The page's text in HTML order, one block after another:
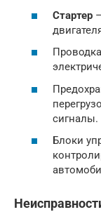
Стартер
сигналы.
Блоки